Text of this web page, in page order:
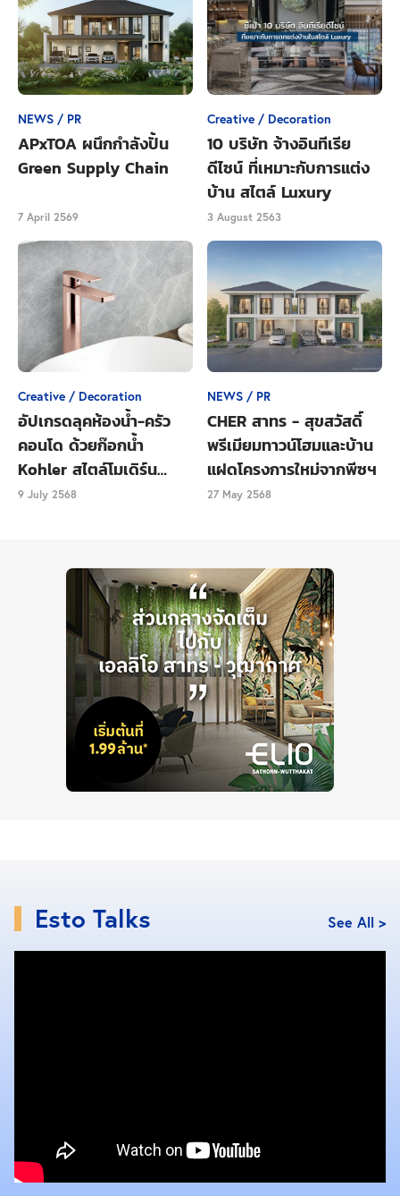
ถนนจันทน์ – ติดย่านสาทร เดินทางง่าย รายล้อม
ไปด้วยที่เที่ยว ที่กิน
ชาวออฟฟิศหลายๆคนที่ทำงานอยู่ในย่านสาทร มักจะมอง
NEWS / PR
APxTOA ผนึกกำลังปั้น
Green Supply Chain
7 April 2569
Creative / Decoration
10 บริษัท จ้างอินทีเรีย
ดีไซน์ ที่เหมาะกับการแต่ง
บ้าน สไตล์ Luxury
3 August 2563
Creative / Decoration
อัปเกรดลุคห้องน้ำ-ครัว
คอนโด ด้วยก๊อกน้ำ
Kohler สไตล์โมเดิร์น
เรียบหรู
9 July 2568
NEWS / PR
CHER สาทร - สุขสวัสดิ์
พรีเมียมทาวน์โฮมและบ้าน
แฝดโครงการใหม่จากพีซฯ
27 May 2568
Esto Talks See All >